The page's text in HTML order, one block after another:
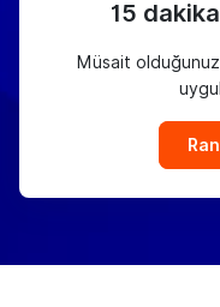
15
Müsait